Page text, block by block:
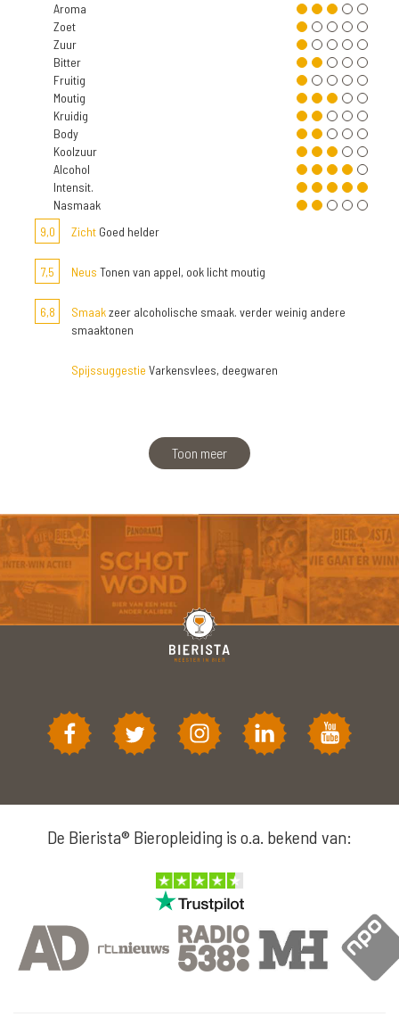
Aroma
Zoet
Zuur
Bitter
Fruitig
Moutig
Kruidig
Body
Koolzuur
Alcohol
Intensit.
Nasmaak
9,0
Zicht Goed helder
7,5 Neus Tonen van appel, ook licht moutig
6,8 Smaakzeer alcoholische smaak. verder weinig andere
smaaktonen
Spijssuggestie Varkensvlees, deegwaren
Toon meer
De Bierista® Bieropleiding is o.a. bekend van: